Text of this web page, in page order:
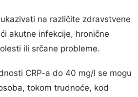
na različite zdravstvene
akutne infekcije, hronične
ili srčane probleme.
CRP-a do 40 mg/l se mogu
tokom trudnoće, kod